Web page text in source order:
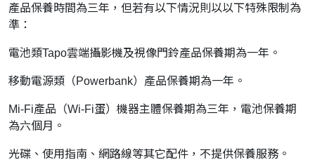
產品保養時間為三年，但若有以下情況則以以下特殊限制為
準：
電池類Tapo雲端攝影機及視像門鈴產品保養期為一年。
移動電源類（Powerbank）產品保養期為一年。
Mi-Fi產品（Wi-Fi蛋）機器主體保養期為三年，電池保養期
為六個月。
光碟、使用指南、網路線等其它配件，不提供保養服務。